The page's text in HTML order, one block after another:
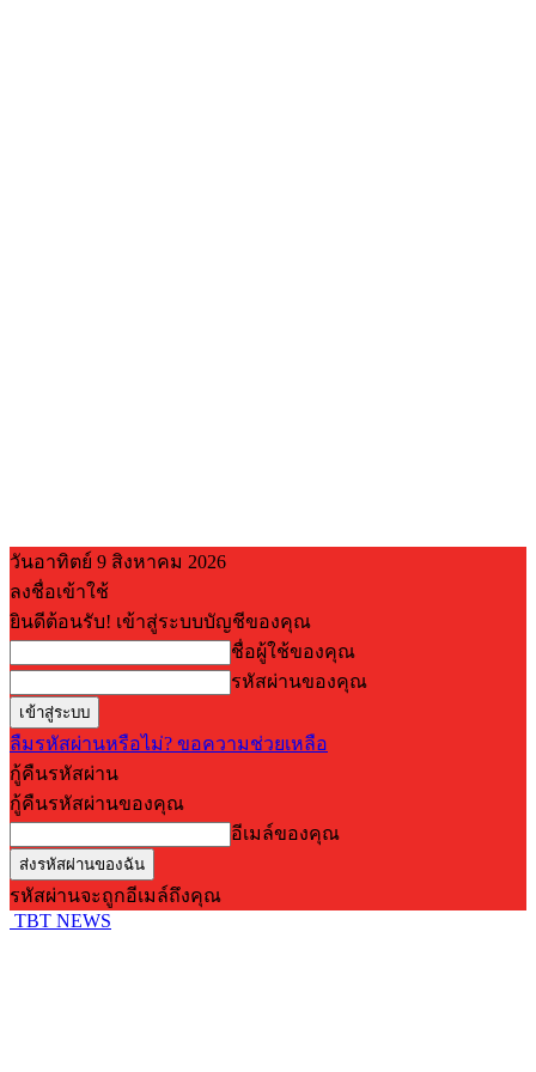
วันอาทิตย์ 9 สิงหาคม 2026
ลงชื่อเข้าใช้
ยินดีต้อนรับ! เข้าสู่ระบบบัญชีของคุณ
ชื่อผู้ใช้ของคุณ
รหัสผ่านของคุณ
ลืมรหัสผ่านหรือไม่? ขอความช่วยเหลือ
กู้คืนรหัสผ่าน
กู้คืนรหัสผ่านของคุณ
อีเมล์ของคุณ
รหัสผ่านจะถูกอีเมล์ถึงคุณ
TBT NEWS